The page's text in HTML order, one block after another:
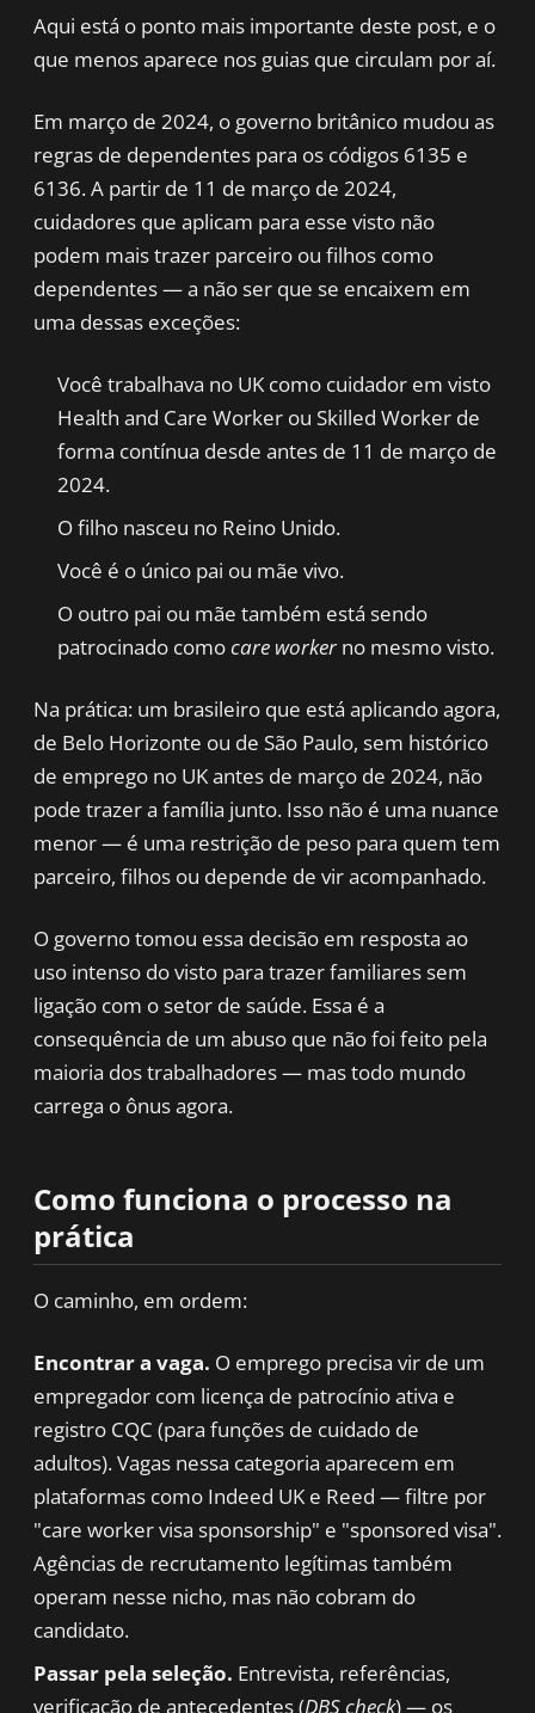
Aqui está o ponto mais importante deste post, e o
que menos aparece nos guias que circulam por aí.
Em março de 2024, o governo britânico mudou as
regras de dependentes para os códigos 6135 e
6136. A partir de 11 de março de 2024,
cuidadores que aplicam para esse visto não
podem mais trazer parceiro ou filhos como
dependentes — a não ser que se encaixem em
uma dessas exceções:
Você trabalhava no UK como cuidador em visto
Health and Care Worker ou Skilled Worker de
forma contínua desde antes de 11 de março de
2024.
O filho nasceu no Reino Unido.
Você é o único pai ou mãe vivo.
O outro pai ou mãe também está sendo
patrocinado comocare workerno mesmo visto.
Na prática: um brasileiro que está aplicando agora,
de Belo Horizonte ou de São Paulo, sem histórico
de emprego no UK antes de março de 2024, não
pode trazer a família junto. Isso não é uma nuance
menor — é uma restrição de peso para quem tem
parceiro, filhos ou depende de vir acompanhado.
O governo tomou essa decisão em resposta ao
uso intenso do visto para trazer familiares sem
ligação com o setor de saúde. Essa é a
consequência de um abuso que não foi feito pela
maioria dos trabalhadores — mas todo mundo
carrega o ônus agora.
Como funciona o processo na
prática
O caminho, em ordem:
Encontrar a vaga. O emprego precisa vir de um
empregador com licença de patrocínio ativa e
registro CQC (para funções de cuidado de
adultos). Vagas nessa categoria aparecem em
plataformas como Indeed UK e Reed — filtre por
"care worker visa sponsorship" e "sponsored visa".
Agências de recrutamento legítimas também
operam nesse nicho, mas não cobram do
candidato.
Passar pela seleção. Entrevista, referências,
verificação de antecedentes (DBS check) — os